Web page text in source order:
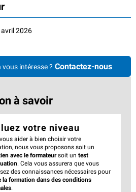
2026
intéresse ? Contactez-nous
à savoir
votre niveau
aider à bien choisir votre
nous vous proposons soit un
avec le formateursoit un test
. Cela vous assurera que vous
des connaissances nécessaires pour
la formation dans des conditions
.